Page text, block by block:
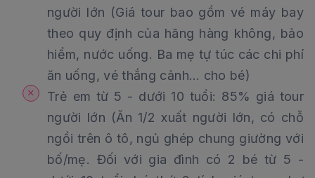
người lớn (Giá tour bao gồm vé máy bay
theo quy định của hãng hàng không, bảo
hiểm, nước uống. Ba mẹ tự túc các chi phí
ăn uống, vé thắng cảnh… cho bé)
Trẻ em từ 5 - dưới 10 tuổi: 85% giá tour
người lớn (Ăn 1/2 xuất người lớn, có chỗ
ngồi trên ô tô, ngủ ghép chung giường với
bố/mẹ. Đối với gia đình có 2 bé từ 5 -